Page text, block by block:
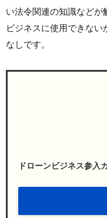
い法令関連の知識など
ビジネスに使用できな
なしです。
ドローンビジネス参入